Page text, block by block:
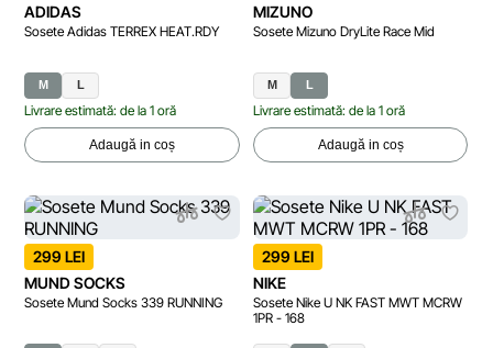
ADIDAS
Sosete Adidas TERREX HEAT.RDY
M L
Livrare estimată: de la 1 oră
Adaugă in coș
MIZUNO
Sosete Mizuno DryLite Race Mid
M L
Livrare estimată: de la 1 oră
Adaugă in coș
299 LEI
MUND SOCKS
Sosete Mund Socks 339 RUNNING
299 LEI
NIKE
Sosete Nike U NK FAST MWT MCRW
1PR - 168